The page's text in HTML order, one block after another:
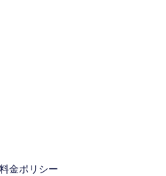
料金ポリシー